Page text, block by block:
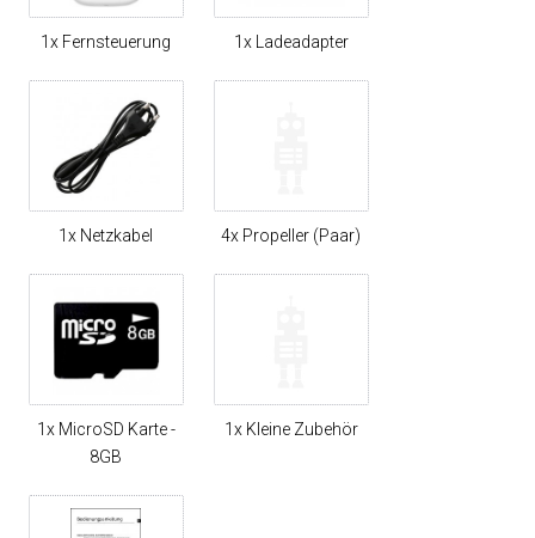
1x Fernsteuerung 1x Ladeadapter
1x Netzkabel 4x Propeller (Paar)
1x MicroSD Karte -
8GB
1x Kleine Zubehör